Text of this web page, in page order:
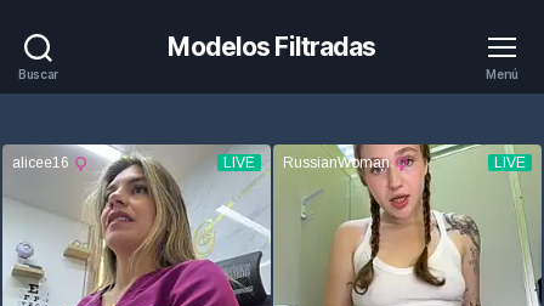
Buscar
Modelos Filtradas
Menú